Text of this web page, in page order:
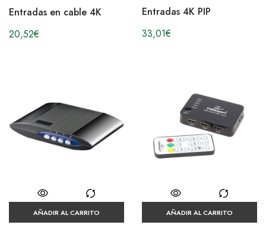
Entradas en cable 4K
20,52€
Entradas 4K PIP
33,01€
AÑADIR AL CARRITO AÑADIR AL CARRITO